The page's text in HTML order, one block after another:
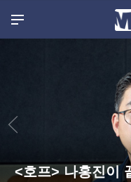
<호프> 나홍진이